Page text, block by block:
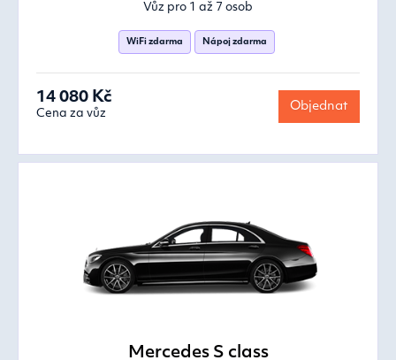
Vůz pro 1 až 7 osob
WiFi zdarma Nápoj zdarma
14 080 Kč
Cena za vůz
Objednat
Mercedes S class